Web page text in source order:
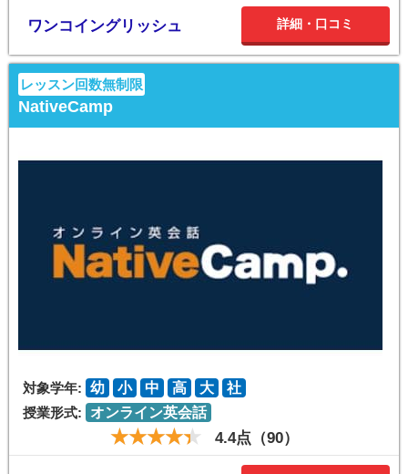
ワンコイングリッシュ 詳細・口コミ
レッスン回数無制限
NativeCamp
対象学年: 幼 小 中 高 大
社
授業形式:
オンライン英会話
4.4点（90）